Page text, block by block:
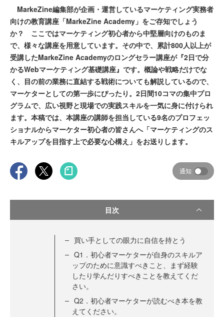
MarkeZine編集部が企画・運営しているマーケティング実務者
向けの教育講座「MarkeZine Academy」をご存知でしょう
か？ ここではマーケティング初心者から中堅層向けのものま
で、様々な講座を用意しています。その中で、累計800人以上が
受講したMarkeZine Academyのロングセラー講座が『2日で分
かるWebマーケティング基礎講座』です。概論や戦略だけでな
く、目の前の業務に直結する戦術についても解説しているので、
マーケターとしての第一歩にぴったり。2日間10コマの集中プロ
グラムで、広い視野と現場での実践スキルを一気に身に付けられ
ます。本稿では、本講座の講師を担当している9名のプロフェッ
ショナルからマーケター初心者の皆さんへ「マーケティングのス
キルアップを目指す上で必要な心構え」をお送りします。
通知
目次
買い手としての眼力に自信を持とう
Q1．初心者マーケターが自身のスキルア
ップのために意識すべきこと、まず経験
したり学んだりすべきことを教えてくだ
さい。
Q2．初心者マーケターが読むべき本を教
えてください。